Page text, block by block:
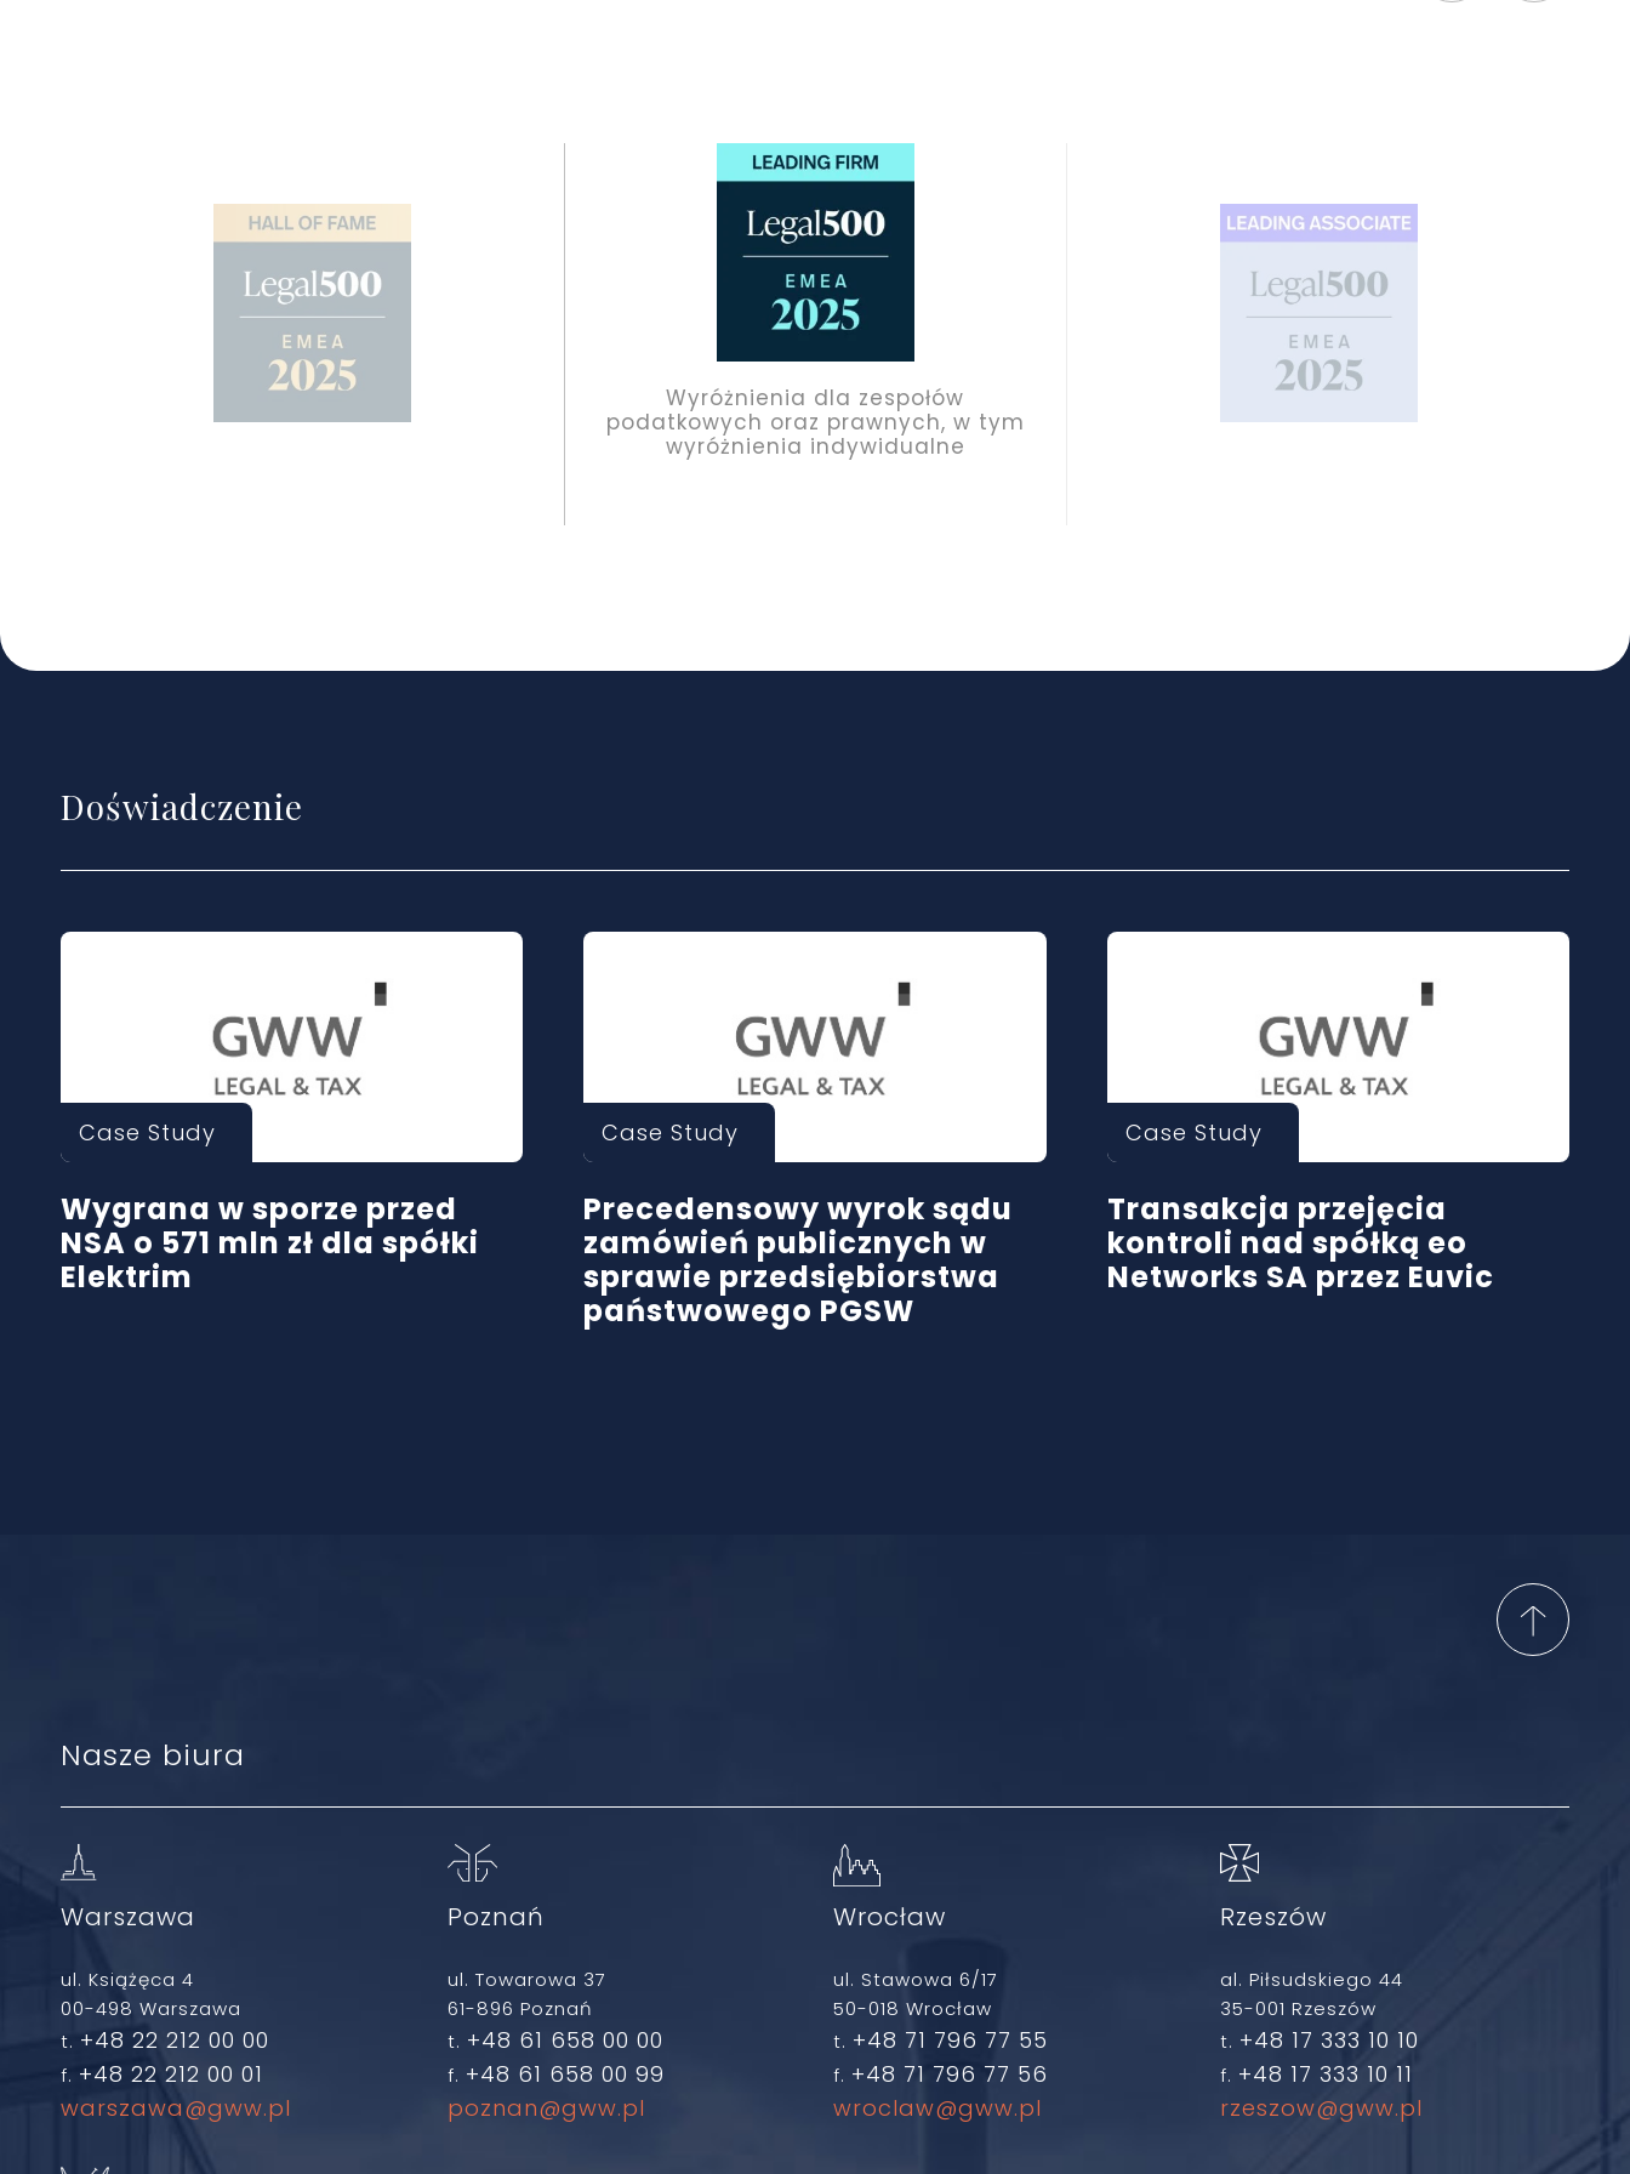
Wyróżnienia dla zespołów
podatkowych oraz prawnych, w tym
Wyróżnienia dla zespołów
podatkowych oraz prawnych, w tym
wyróżnienia indywidualne
Doświadczenie
Case Study
Wygrana w sporze przed
NSA o 571 mln zł dla spółki
Elektrim
Case Study
Precedensowy wyrok sądu
zamówień publicznych w
sprawie przedsiębiorstwa
państwowego PGSW
Case Study
Transakcja przejęcia
kontroli nad spółką eo
Networks SA przez Euvic
Nasze biura
Warszawa
ul. Książęca 4
00-498 Warszawa
t. +48 22 212 00 00
f. +48 22 212 00 01
warszawa@gww.pl
Poznań
ul. Towarowa 37
61-896 Poznań
t. +48 61 658 00 00
f. +48 61 658 00 99
poznan@gww.pl
Wrocław
ul. Stawowa 6/17
50-018 Wrocław
t. +48 71 796 77 55
f. +48 71 796 77 56
wroclaw@gww.pl
Rzeszów
al. Piłsudskiego 44
35-001 Rzeszów
t. +48 17 333 10 10
f. +48 17 333 10 11
rzeszow@gww.pl